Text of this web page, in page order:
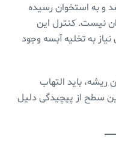
و به استخوان رسیده
نیست. کنترل این
به تخلیه آبسه وجود
باید التهاب
سطح از پیچیدگی دلیل